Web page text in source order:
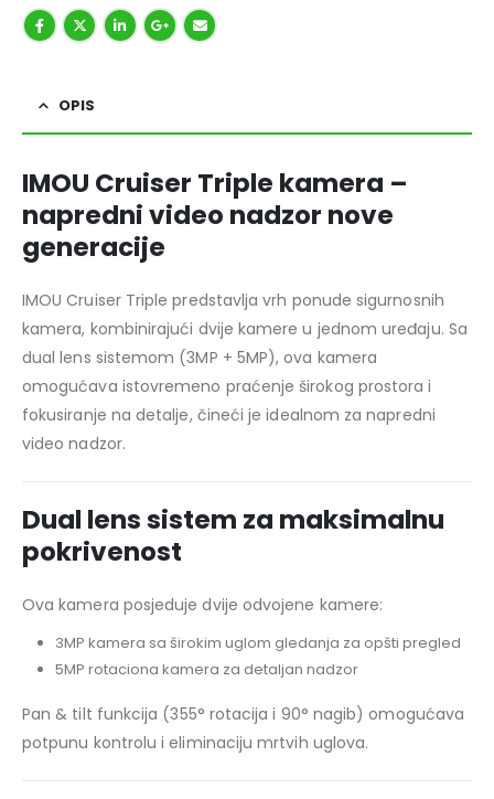
OPIS
IMOU Cruiser Triple kamera –
napredni video nadzor nove
generacije
IMOU Cruiser Triple predstavlja vrh ponude sigurnosnih
kamera, kombinirajući dvije kamere u jednom uređaju. Sa
dual lens sistemom (3MP + 5MP), ova kamera
omogućava istovremeno praćenje širokog prostora i
fokusiranje na detalje, čineći je idealnom za napredni
video nadzor.
Dual lens sistem za maksimalnu
pokrivenost
Ova kamera posjeduje dvije odvojene kamere:
3MP kamera sa širokim uglom gledanja za opšti pregled
5MP rotaciona kamera za detaljan nadzor
Pan & tilt funkcija (355° rotacija i 90° nagib) omogućava
potpunu kontrolu i eliminaciju mrtvih uglova.